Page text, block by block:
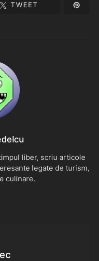
TWEET
liber, scriu articole
legate de turism,
culinare.